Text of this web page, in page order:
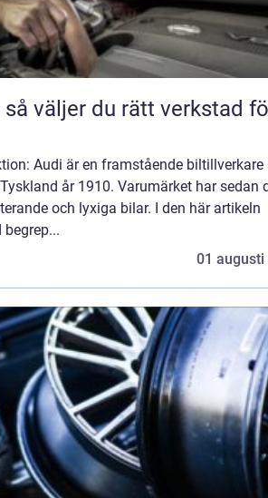
Audi är en framstående biltillverkare
år 1910. Varumärket har sedan
och lyxiga bilar. I den här artikeln
01 augusti